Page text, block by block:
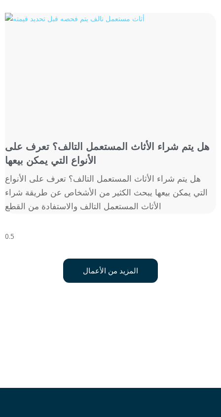
هل يتم شراء الأثاث المستعمل التالف؟ تعرف على
الأنواع التي يمكن بيعها
هل يتم شراء الأثاث المستعمل التالف؟ تعرف على الأنواع
التي يمكن بيعها يبحث الكثير من الأشخاص عن طريقة شراء
الأثاث المستعمل التالف والاستفادة من القطع
المزيد من الأعمال